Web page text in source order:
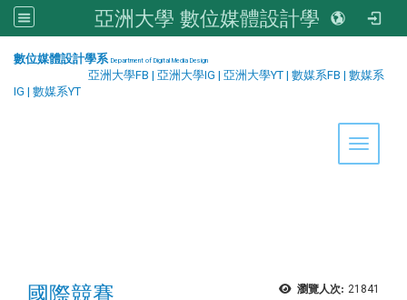
亞洲大學 數位媒體設計學系
數位媒體設計學系 Department of Digital Media Design
亞洲大學FB | 亞洲大學IG | 亞洲大學YT | 數媒系FB | 數媒系
IG | 數媒系YT
Toggle
瀏覽人次: 21841
國際競賽